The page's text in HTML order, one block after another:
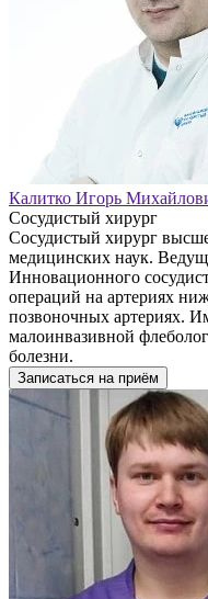
Калитко Игорь
Сосудистый хирург
Сосудистый хирург
медицинских наук.
Инновационного
операций на артериях
позвоночных артериях.
малоинвазивной
болезни.
Записаться на приём